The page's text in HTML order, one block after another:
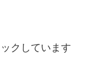
クしています